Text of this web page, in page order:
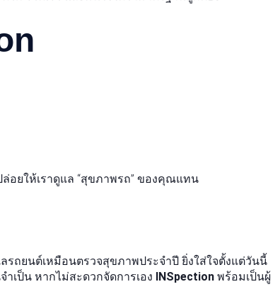
อยให้เราดูแล “สุขภาพรถ” ของคุณแทน
ถยนต์เหมือนตรวจสุขภาพประจำปี ยิ่งใส่ใจตั้งแต่วันนี้
เป็น หากไม่สะดวกจัดการเอง INSpectionพร้อมเป็นผู้